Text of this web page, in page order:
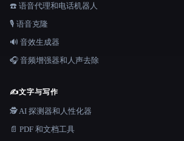
☎️ 语音代理和电话机器人
🎙️ 语音克隆
🔊 音效生成器
🎧 音频增强器和人声去除
✍️文字与写作
🕵️ AI 探测器和人性化器
📄 PDF 和文档工具